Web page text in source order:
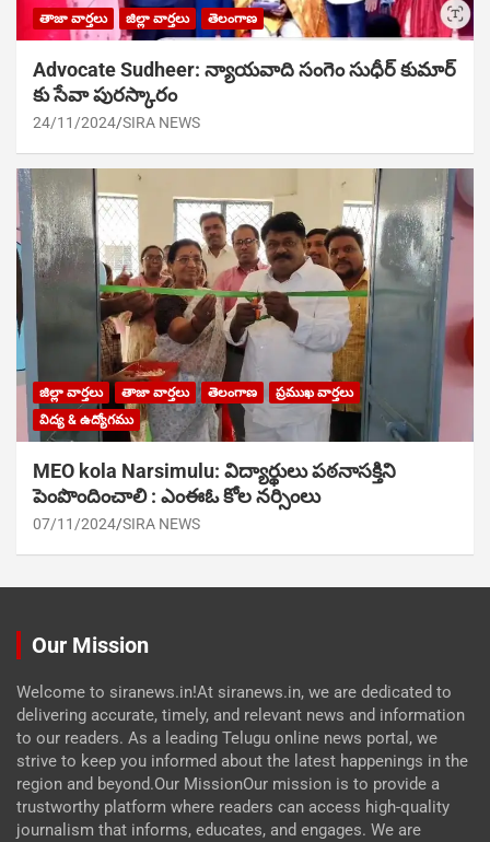
తాజా వార్తలు జిల్లా వార్తలు తెలంగాణ
Advocate Sudheer: న్యాయవాది సంగెం సుధీర్ కుమార్
కు సేవా పురస్కారం
24/11/2024 SIRA NEWS
జిల్లా వార్తలు తాజా వార్తలు తెలంగాణ
ప్రముఖ వార్తలు
విద్య & ఉద్యోగము
MEO kola Narsimulu: విద్యార్థులు పఠ‌నాసక్తిని
పెంపొందించాలి : ఎంఈఓ కోల నర్సింలు
07/11/2024 SIRA NEWS
Our Mission
Welcome to siranews.in!At siranews.in, we are dedicated to
delivering accurate, timely, and relevant news and information
to our readers. As a leading Telugu online news portal, we
strive to keep you informed about the latest happenings in the
region and beyond.Our MissionOur mission is to provide a
trustworthy platform where readers can access high-quality
journalism that informs, educates, and engages. We are